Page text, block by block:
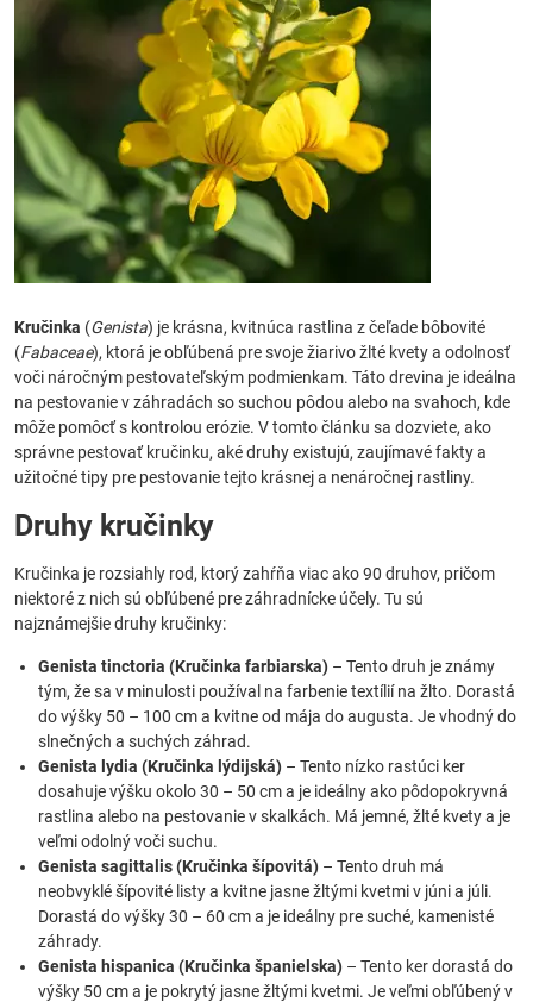
Kručinka (Genista) je krásna, kvitnúca rastlina z čeľade bôbovité
(Fabaceae), ktorá je obľúbená pre svoje žiarivo žlté kvety a odolnosť
voči náročným pestovateľským podmienkam. Táto drevina je ideálna
na pestovanie v záhradách so suchou pôdou alebo na svahoch, kde
môže pomôcť s kontrolou erózie. V tomto článku sa dozviete, ako
správne pestovať kručinku, aké druhy existujú, zaujímavé fakty a
užitočné tipy pre pestovanie tejto krásnej a nenáročnej rastliny.
Druhy kručinky
Kručinka je rozsiahly rod, ktorý zahŕňa viac ako 90 druhov, pričom
niektoré z nich sú obľúbené pre záhradnícke účely. Tu sú
najznámejšie druhy kručinky:
Genista tinctoria (Kručinka farbiarska) – Tento druh je známy
tým, že sa v minulosti používal na farbenie textílií na žlto. Dorastá
do výšky 50 – 100 cm a kvitne od mája do augusta. Je vhodný do
slnečných a suchých záhrad.
Genista lydia (Kručinka lýdijská) – Tento nízko rastúci ker
dosahuje výšku okolo 30 – 50 cm a je ideálny ako pôdopokryvná
rastlina alebo na pestovanie v skalkách. Má jemné, žlté kvety a je
veľmi odolný voči suchu.
Genista sagittalis (Kručinka šípovitá) – Tento druh má
neobvyklé šípovité listy a kvitne jasne žltými kvetmi v júni a júli.
Dorastá do výšky 30 – 60 cm a je ideálny pre suché, kamenisté
záhrady.
Genista hispanica (Kručinka španielska) – Tento ker dorastá do
výšky 50 cm a je pokrytý jasne žltými kvetmi. Je veľmi obľúbený v